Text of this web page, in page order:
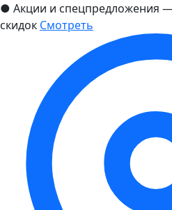
● Акции и спецпредложения
скидок Смотреть